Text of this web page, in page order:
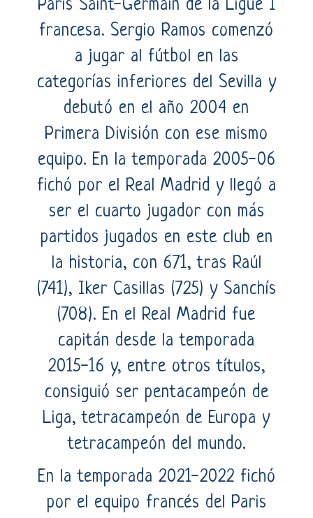
Paris Saint-Germain de la Ligue 1
francesa. Sergio Ramos comenzó
a jugar al fútbol en las
categorías inferiores del Sevilla y
debutó en el año 2004 en
Primera División con ese mismo
equipo. En la temporada 2005-06
fichó por el Real Madrid y llegó a
ser el cuarto jugador con más
partidos jugados en este club en
la historia, con 671, tras Raúl
(741), Iker Casillas (725) y Sanchís
(708). En el Real Madrid fue
capitán desde la temporada
2015-16 y, entre otros títulos,
consiguió ser pentacampeón de
Liga, tetracampeón de Europa y
tetracampeón del mundo.
En la temporada 2021-2022 fichó
por el equipo francés del Paris